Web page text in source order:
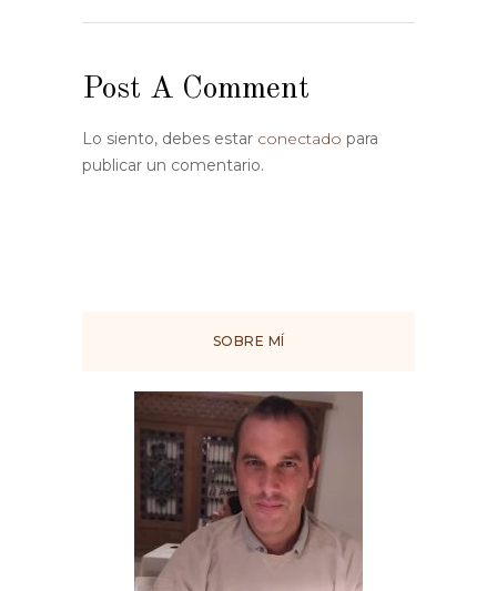
Post A Comment
Lo siento, debes estar conectado para
publicar un comentario.
SOBRE MÍ